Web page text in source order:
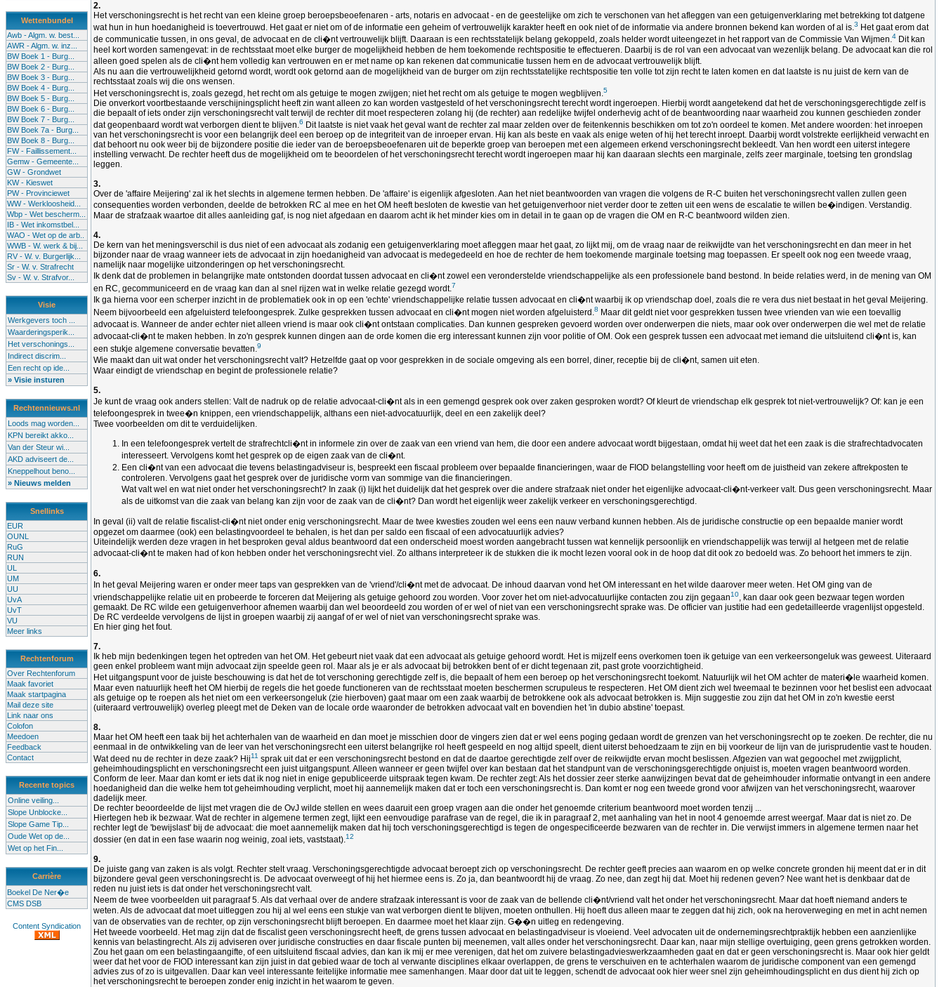
Wettenbundel
Awb - Algm. w. best...
AWR - Algm. w. inz...
BW Boek 1 - Burg...
BW Boek 2 - Burg...
BW Boek 3 - Burg...
BW Boek 4 - Burg...
BW Boek 5 - Burg...
BW Boek 6 - Burg...
BW Boek 7 - Burg...
BW Boek 7a - Burg...
BW Boek 8 - Burg...
FW - Faillissement...
Gemw - Gemeente...
GW - Grondwet
KW - Kieswet
PW - Provinciewet
WW - Werkloosheid...
Wbp - Wet bescherm...
IB - Wet inkomstbel...
WAO - Wet op de arb..
WWB - W. werk & bij...
RV - W. v. Burgerlijk...
Sr - W. v. Strafrecht
Sv - W. v. Strafvor...
Visie
Werkgevers toch ...
Waarderingsperik...
Het verschonings...
Indirect discrim...
Een recht op ide...
» Visie insturen
Rechtennieuws.nl
Loods mag worden...
KPN bereikt akko...
Van der Steur wi...
AKD adviseert de...
Kneppelhout beno...
» Nieuws melden
Snellinks
EUR
OUNL
RuG
RUN
UL
UM
UU
UvA
UvT
VU
Meer links
Rechtenforum
Over Rechtenforum
Maak favoriet
Maak startpagina
Mail deze site
Link naar ons
Colofon
Meedoen
Feedback
Contact
Recente topics
Online veiling...
Slope Unblocke...
Slope Game Tip...
Oude Wet op de...
Wet op het Fin...
Carrière
Boekel De Ner�e
CMS DSB
Content Syndication
2.
Het verschoningsrecht is het recht van een kleine groep beroepsbeoefenaren - arts, notaris en advocaat - en de geestelijke om zich te verschonen van het afleggen van een getuigenverklaring met betrekking tot datgene
wat hun in hun hoedanigheid is toevertrouwd. Het gaat er niet om of de informatie een geheim of vertrouwelijk karakter heeft en ook niet of de informatie via andere bronnen bekend kan worden of al is.3 Het gaat erom dat
de communicatie tussen, in ons geval, de advocaat en de cli�nt vertrouwelijk blijft. Daaraan is een rechtsstatelijk belang gekoppeld, zoals helder wordt uiteengezet in het rapport van de Commissie Van Wijmen.4 Dit kan
heel kort worden samengevat: in de rechtsstaat moet elke burger de mogelijkheid hebben de hem toekomende rechtspositie te effectueren. Daarbij is de rol van een advocaat van wezenlijk belang. De advocaat kan die rol
alleen goed spelen als de cli�nt hem volledig kan vertrouwen en er met name op kan rekenen dat communicatie tussen hem en de advocaat vertrouwelijk blijft.
Als nu aan die vertrouwelijkheid getornd wordt, wordt ook getornd aan de mogelijkheid van de burger om zijn rechtsstatelijke rechtspositie ten volle tot zijn recht te laten komen en dat laatste is nu juist de kern van de
rechtsstaat zoals wij die ons wensen.
Het verschoningsrecht is, zoals gezegd, het recht om als getuige te mogen zwijgen; niet het recht om als getuige te mogen wegblijven.5
Die onverkort voortbestaande verschijningsplicht heeft zin want alleen zo kan worden vastgesteld of het verschoningsrecht terecht wordt ingeroepen. Hierbij wordt aangetekend dat het de verschoningsgerechtigde zelf is
die bepaalt of iets onder zijn verschoningsrecht valt terwijl de rechter dit moet respecteren zolang hij (de rechter) aan redelijke twijfel onderhevig acht of de beantwoording naar waarheid zou kunnen geschieden zonder
dat geopenbaard wordt wat verborgen dient te blijven.6 Dit laatste is niet vaak het geval want de rechter zal maar zelden over de feitenkennis beschikken om tot zo'n oordeel te komen. Met andere woorden: het inroepen
van het verschoningsrecht is voor een belangrijk deel een beroep op de integriteit van de inroeper ervan. Hij kan als beste en vaak als enige weten of hij het terecht inroept. Daarbij wordt volstrekte eerlijkheid verwacht en
dat behoort nu ook weer bij de bijzondere positie die ieder van de beroepsbeoefenaren uit de beperkte groep van beroepen met een algemeen erkend verschoningsrecht bekleedt. Van hen wordt een uiterst integere
instelling verwacht. De rechter heeft dus de mogelijkheid om te beoordelen of het verschoningsrecht terecht wordt ingeroepen maar hij kan daaraan slechts een marginale, zelfs zeer marginale, toetsing ten grondslag
leggen.
3.
Over de 'affaire Meijering' zal ik het slechts in algemene termen hebben. De 'affaire' is eigenlijk afgesloten. Aan het niet beantwoorden van vragen die volgens de R-C buiten het verschoningsrecht vallen zullen geen
consequenties worden verbonden, deelde de betrokken RC al mee en het OM heeft besloten de kwestie van het getuigenverhoor niet verder door te zetten uit een wens de escalatie te willen be�indigen. Verstandig.
Maar de strafzaak waartoe dit alles aanleiding gaf, is nog niet afgedaan en daarom acht ik het minder kies om in detail in te gaan op de vragen die OM en R-C beantwoord wilden zien.
4.
De kern van het meningsverschil is dus niet of een advocaat als zodanig een getuigenverklaring moet afleggen maar het gaat, zo lijkt mij, om de vraag naar de reikwijdte van het verschoningsrecht en dan meer in het
bijzonder naar de vraag wanneer iets de advocaat in zijn hoedanigheid van advocaat is medegedeeld en hoe de rechter de hem toekomende marginale toetsing mag toepassen. Er speelt ook nog een tweede vraag,
namelijk naar mogelijke uitzonderingen op het verschoningsrecht.
Ik denk dat de problemen in belangrijke mate ontstonden doordat tussen advocaat en cli�nt zowel een veronderstelde vriendschappelijke als een professionele band bestond. In beide relaties werd, in de mening van OM
en RC, gecommuniceerd en de vraag kan dan al snel rijzen wat in welke relatie gezegd wordt.7
Ik ga hierna voor een scherper inzicht in de problematiek ook in op een 'echte' vriendschappelijke relatie tussen advocaat en cli�nt waarbij ik op vriendschap doel, zoals die re vera dus niet bestaat in het geval Meijering.
Neem bijvoorbeeld een afgeluisterd telefoongesprek. Zulke gesprekken tussen advocaat en cli�nt mogen niet worden afgeluisterd.8 Maar dit geldt niet voor gesprekken tussen twee vrienden van wie een toevallig
advocaat is. Wanneer de ander echter niet alleen vriend is maar ook cli�nt ontstaan complicaties. Dan kunnen gespreken gevoerd worden over onderwerpen die niets, maar ook over onderwerpen die wel met de relatie
advocaat-cli�nt te maken hebben. In zo'n gesprek kunnen dingen aan de orde komen die erg interessant kunnen zijn voor politie of OM. Ook een gesprek tussen een advocaat met iemand die uitsluitend cli�nt is, kan
een stukje algemene conversatie bevatten.9
Wie maakt dan uit wat onder het verschoningsrecht valt? Hetzelfde gaat op voor gesprekken in de sociale omgeving als een borrel, diner, receptie bij de cli�nt, samen uit eten.
Waar eindigt de vriendschap en begint de professionele relatie?
5.
Je kunt de vraag ook anders stellen: Valt de nadruk op de relatie advocaat-cli�nt als in een gemengd gesprek ook over zaken gesproken wordt? Of kleurt de vriendschap elk gesprek tot niet-vertrouwelijk? Of: kan je een
telefoongesprek in twee�n knippen, een vriendschappelijk, althans een niet-advocatuurlijk, deel en een zakelijk deel?
Twee voorbeelden om dit te verduidelijken.
In een telefoongesprek vertelt de strafrechtcli�nt in informele zin over de zaak van een vriend van hem, die door een andere advocaat wordt bijgestaan, omdat hij weet dat het een zaak is die strafrechtadvocaten
interesseert. Vervolgens komt het gesprek op de eigen zaak van de cli�nt.
Een cli�nt van een advocaat die tevens belastingadviseur is, bespreekt een fiscaal probleem over bepaalde financieringen, waar de FIOD belangstelling voor heeft om de juistheid van zekere aftrekposten te
controleren. Vervolgens gaat het gesprek over de juridische vorm van sommige van die financieringen.
Wat valt wel en wat niet onder het verschoningsrecht? In zaak (i) lijkt het duidelijk dat het gesprek over die andere strafzaak niet onder het eigenlijke advocaat-cli�nt-verkeer valt. Dus geen verschoningsrecht. Maar
als de uitkomst van die zaak van belang kan zijn voor de zaak van de cli�nt? Dan wordt het eigenlijk weer zakelijk verkeer en verschoningsgerechtigd.
In geval (ii) valt de relatie fiscalist-cli�nt niet onder enig verschoningsrecht. Maar de twee kwesties zouden wel eens een nauw verband kunnen hebben. Als de juridische constructie op een bepaalde manier wordt
opgezet om daarmee (ook) een belastingvoordeel te behalen, is het dan per saldo een fiscaal of een advocatuurlijk advies?
Uiteindelijk werden deze vragen in het besproken geval aldus beantwoord dat een onderscheid moest worden aangebracht tussen wat kennelijk persoonlijk en vriendschappelijk was terwijl al hetgeen met de relatie
advocaat-cli�nt te maken had of kon hebben onder het verschoningsrecht viel. Zo althans interpreteer ik de stukken die ik mocht lezen vooral ook in de hoop dat dit ook zo bedoeld was. Zo behoort het immers te zijn.
6.
In het geval Meijering waren er onder meer taps van gesprekken van de 'vriend'/cli�nt met de advocaat. De inhoud daarvan vond het OM interessant en het wilde daarover meer weten. Het OM ging van de
vriendschappelijke relatie uit en probeerde te forceren dat Meijering als getuige gehoord zou worden. Voor zover het om niet-advocatuurlijke contacten zou zijn gegaan10, kan daar ook geen bezwaar tegen worden
gemaakt. De RC wilde een getuigenverhoor afnemen waarbij dan wel beoordeeld zou worden of er wel of niet van een verschoningsrecht sprake was. De officier van justitie had een gedetailleerde vragenlijst opgesteld.
De RC verdeelde vervolgens de lijst in groepen waarbij zij aangaf of er wel of niet van verschoningsrecht sprake was.
En hier ging het fout.
7.
Ik heb mijn bedenkingen tegen het optreden van het OM. Het gebeurt niet vaak dat een advocaat als getuige gehoord wordt. Het is mijzelf eens overkomen toen ik getuige van een verkeersongeluk was geweest. Uiteraard
geen enkel probleem want mijn advocaat zijn speelde geen rol. Maar als je er als advocaat bij betrokken bent of er dicht tegenaan zit, past grote voorzichtigheid.
Het uitgangspunt voor de juiste beschouwing is dat het de tot verschoning gerechtigde zelf is, die bepaalt of hem een beroep op het verschoningsrecht toekomt. Natuurlijk wil het OM achter de materi�le waarheid komen.
Maar even natuurlijk heeft het OM hierbij de regels die het goede functioneren van de rechtsstaat moeten beschermen scrupuleus te respecteren. Het OM dient zich wel tweemaal te bezinnen voor het beslist een advocaat
als getuige op te roepen als het niet om een verkeersongeluk (zie hierboven) gaat maar om een zaak waarbij de betrokkene ook als advocaat betrokken is. Mijn suggestie zou zijn dat het OM in zo'n kwestie eerst
(uiteraard vertrouwelijk) overleg pleegt met de Deken van de locale orde waaronder de betrokken advocaat valt en bovendien het 'in dubio abstine' toepast.
8.
Maar het OM heeft een taak bij het achterhalen van de waarheid en dan moet je misschien door de vingers zien dat er wel eens poging gedaan wordt de grenzen van het verschoningsrecht op te zoeken. De rechter, die nu
eenmaal in de ontwikkeling van de leer van het verschoningsrecht een uiterst belangrijke rol heeft gespeeld en nog altijd speelt, dient uiterst behoedzaam te zijn en bij voorkeur de lijn van de jurisprudentie vast te houden.
Wat deed nu de rechter in deze zaak? Hij11 sprak uit dat er een verschoningsrecht bestond en dat de daartoe gerechtigde zelf over de reikwijdte ervan mocht beslissen. Afgezien van wat gegoochel met zwijgplicht,
geheimhoudingsplicht en verschoningsrecht een juist uitgangspunt. Alleen wanneer er geen twijfel over kan bestaan dat het standpunt van de verschoningsgerechtigde onjuist is, moeten vragen beantwoord worden.
Conform de leer. Maar dan komt er iets dat ik nog niet in enige gepubliceerde uitspraak tegen kwam. De rechter zegt: Als het dossier zeer sterke aanwijzingen bevat dat de geheimhouder informatie ontvangt in een andere
hoedanigheid dan die welke hem tot geheimhouding verplicht, moet hij aannemelijk maken dat er toch een verschoningsrecht is. Dan komt er nog een tweede grond voor afwijzen van het verschoningsrecht, waarover
dadelijk meer.
De rechter beoordeelde de lijst met vragen die de OvJ wilde stellen en wees daaruit een groep vragen aan die onder het genoemde criterium beantwoord moet worden tenzij ...
Hiertegen heb ik bezwaar. Wat de rechter in algemene termen zegt, lijkt een eenvoudige parafrase van de regel, die ik in paragraaf 2, met aanhaling van het in noot 4 genoemde arrest weergaf. Maar dat is niet zo. De
rechter legt de 'bewijslast' bij de advocaat: die moet aannemelijk maken dat hij toch verschoningsgerechtigd is tegen de ongespecificeerde bezwaren van de rechter in. Die verwijst immers in algemene termen naar het
dossier (en dat in een fase waarin nog weinig, zoal iets, vaststaat).12
9.
De juiste gang van zaken is als volgt. Rechter stelt vraag. Verschoningsgerechtigde advocaat beroept zich op verschoningsrecht. De rechter geeft precies aan waarom en op welke concrete gronden hij meent dat er in dit
bijzondere geval geen verschoningsrecht is. De advocaat overweegt of hij het hiermee eens is. Zo ja, dan beantwoordt hij de vraag. Zo nee, dan zegt hij dat. Moet hij redenen geven? Nee want het is denkbaar dat de
reden nu juist iets is dat onder het verschoningsrecht valt.
Neem de twee voorbeelden uit paragraaf 5. Als dat verhaal over de andere strafzaak interessant is voor de zaak van de bellende cli�nt/vriend valt het onder het verschoningsrecht. Maar dat hoeft niemand anders te
weten. Als de advocaat dat moet uitleggen zou hij al wel eens een stukje van wat verborgen dient te blijven, moeten onthullen. Hij hoeft dus alleen maar te zeggen dat hij zich, ook na heroverweging en met in acht nemen
van de observaties van de rechter, op zijn verschoningsrecht blijft beroepen. En daarmee moet het klaar zijn. G��n uitleg en redengeving.
Het tweede voorbeeld. Het mag zijn dat de fiscalist geen verschoningsrecht heeft, de grens tussen advocaat en belastingadviseur is vloeiend. Veel advocaten uit de ondernemingsrechtpraktijk hebben een aanzienlijke
kennis van belastingrecht. Als zij adviseren over juridische constructies en daar fiscale punten bij meenemen, valt alles onder het verschoningsrecht. Daar kan, naar mijn stellige overtuiging, geen grens getrokken worden.
Zou het gaan om een belastingaangifte, of een uitsluitend fiscaal advies, dan kan ik mij er mee verenigen, dat het om zuivere belastingadvieswerkzaamheden gaat en dat er geen verschoningsrecht is. Maar ook hier geldt
weer dat het voor de FIOD interessant kan zijn juist in dat gebied waar de toch al verwante disciplines elkaar overlappen, de grens te verschuiven en te achterhalen waarom de juridische component van een gemengd
advies zus of zo is uitgevallen. Daar kan veel interessante feitelijke informatie mee samenhangen. Maar door dat uit te leggen, schendt de advocaat ook hier weer snel zijn geheimhoudingsplicht en dus dient hij zich op
het verschoningsrecht te beroepen zonder enig inzicht in het waarom te geven.